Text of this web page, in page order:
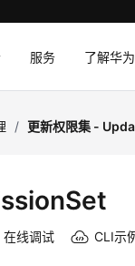
服务 了解华
/ 更新权限集 -
在线调试 CLI示